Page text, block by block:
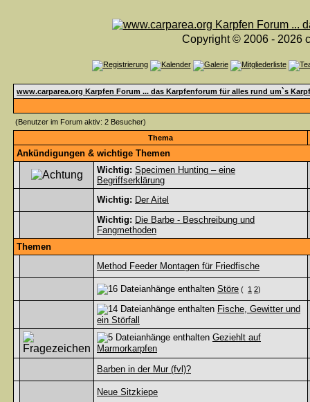
Copyright © 2006 - 2026
www.carparea.org Karpfen Forum ... das Karpfenforum für alles rund um`s
(Benutzer im Forum aktiv: 2 Besucher)
Thema
Ankündigungen & wichtige Themen
Wichtig: Specimen Hunting – eine
Begriffserklärung
Wichtig: Der Aitel
Wichtig: Die Barbe - Beschreibung und
Fangmethoden
Themen
Method Feeder Montagen für Friedfische
Störe ( 1 2)
Fische, Gewitter und
ein Störfall
Geziehlt auf
Marmorkarpfen
Barben in der Mur (fvl)?
Neue Sitzkiepe